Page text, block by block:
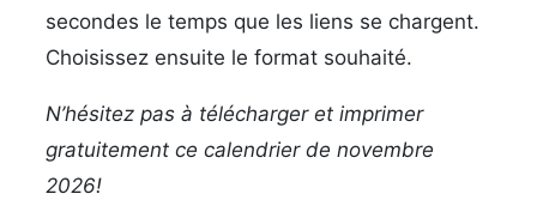
secondes le temps que les liens se chargent.
Choisissez ensuite le format souhaité.
N’hésitez pas à télécharger et imprimer
gratuitement ce calendrier de novembre
2026!